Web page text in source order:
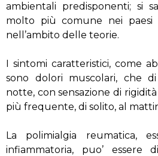
ambientali predisponenti; si
molto più comune nei paesi
nell’ambito delle teorie.
I sintomi caratteristici, come
sono dolori muscolari, che
notte, con sensazione di
più frequente, di solito, al
La polimialgia reumatica,
infiammatoria, puo’ essere